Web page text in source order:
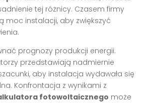
tej różnicy. Czasem firmy
moc instalacji, aby zwiększyć
prognozy produkcji energii.
przedstawiają nadmiernie
aby instalacja wydawała się
Konfrontacja z wynikami z
fotowoltaicznego może